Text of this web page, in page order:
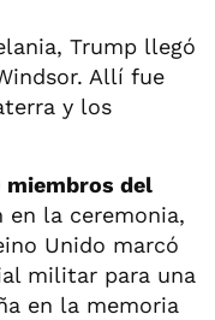
Trump llegó
Allí fue
y los
miembros del
en la ceremonia,
Unido marcó
militar para una
en la memoria